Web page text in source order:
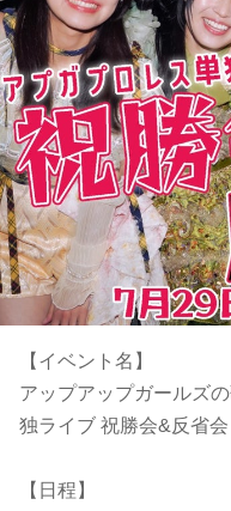
【イベント名】
アップアップガールズ
独ライブ 祝勝会&反省会
【日程】